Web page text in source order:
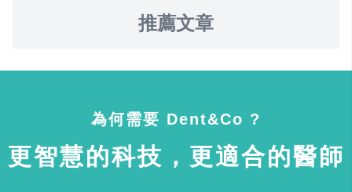
推薦文章
為何需要 Dent&Co ?
更智慧的科技，更適合的醫師